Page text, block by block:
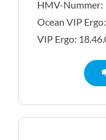
HMV-Nummer:
Ocean VIP
VIP Ergo: